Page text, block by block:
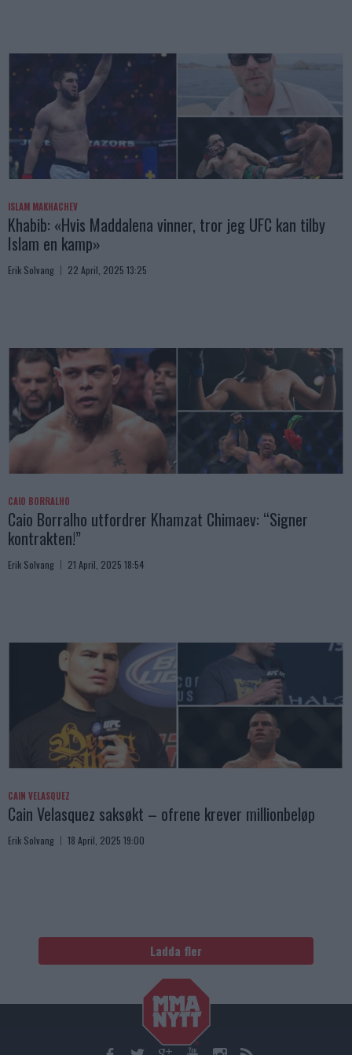
ISLAM MAKHACHEV
Khabib: «Hvis Maddalena vinner, tror jeg UFC kan tilby
Islam en kamp»
Erik Solvang 22 April, 2025 13:25
CAIO BORRALHO
Caio Borralho utfordrer Khamzat Chimaev: “Signer
kontrakten!”
Erik Solvang 21 April, 2025 18:54
CAIN VELASQUEZ
Cain Velasquez saksøkt – ofrene krever millionbeløp
Erik Solvang 18 April, 2025 19:00
Ladda fler